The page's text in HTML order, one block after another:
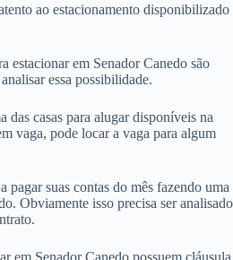
ao estacionamento disponibilizado
estacionar em Senador Canedo são
essa possibilidade.
das casas para alugar disponíveis na
vaga, pode locar a vaga para algum
pagar suas contas do mês fazendo uma
Obviamente isso precisa ser analisado
em Senador Canedo possuem cláusula